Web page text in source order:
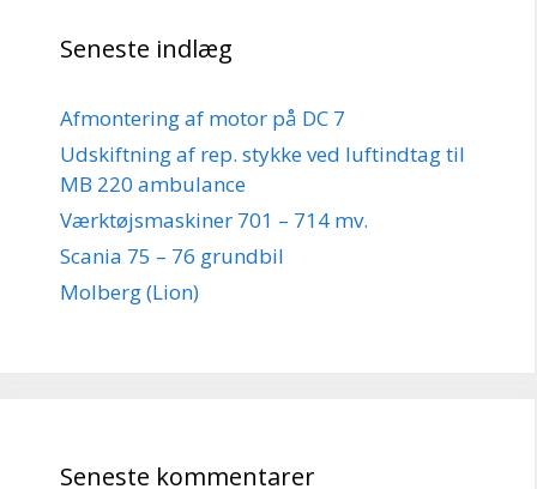
Seneste indlæg
Afmontering af motor på DC 7
Udskiftning af rep. stykke ved luftindtag til
MB 220 ambulance
Værktøjsmaskiner 701 – 714 mv.
Scania 75 – 76 grundbil
Molberg (Lion)
Seneste kommentarer